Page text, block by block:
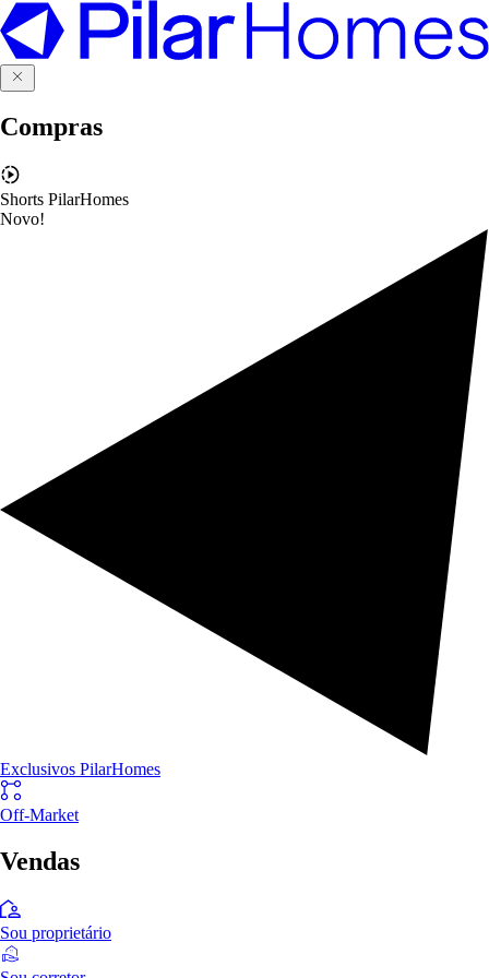
Compras
Shorts PilarHomes
Novo!
Exclusivos PilarHomes
Off-Market
Vendas
Sou proprietário